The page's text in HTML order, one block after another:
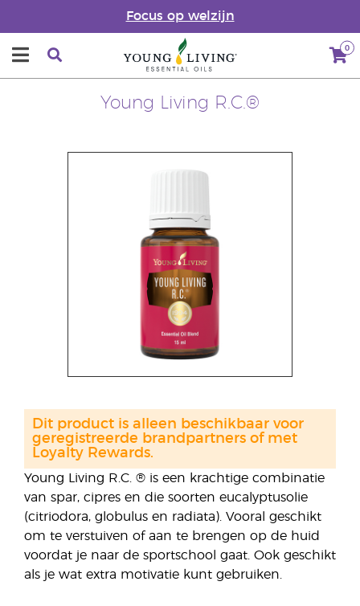
Focus op welzijn
0
Young Living R.C.®
Young Living R.C. ® is een krachtige combinatie
van spar, cipres en die soorten eucalyptusolie
(citriodora, globulus en radiata). Vooral geschikt
om te verstuiven of aan te brengen op de huid
voordat je naar de sportschool gaat. Ook geschikt
als je wat extra motivatie kunt gebruiken.
Dit product is alleen beschikbaar voor
geregistreerde brandpartners of met
Loyalty Rewards.